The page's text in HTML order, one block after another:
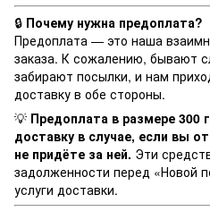
🔒 Почему нужна предоплата?
Предоплата — это наша
заказа. К сожалению, бывают
забирают посылки, и нам
доставку в обе стороны.
💡 Предоплата в размере 300
доставку в случае, если вы
не придёте за ней. Эти
задолженности перед «Новой
услуги доставки.